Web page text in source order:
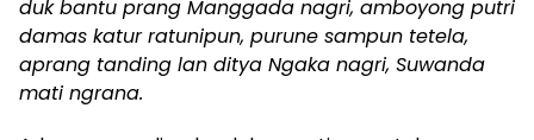
duk bantu prang Manggada nagri, amboyong putri
damas katur ratunipun, purune sampun tetela,
aprang tanding lan ditya Ngaka nagri, Suwanda
mati ngrana.